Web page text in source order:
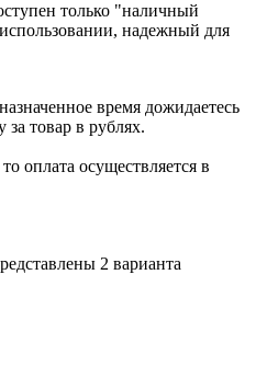
только "наличный
надежный для
время дожидаетесь
за товар в рублях.
оплата осуществляется в
2 варианта